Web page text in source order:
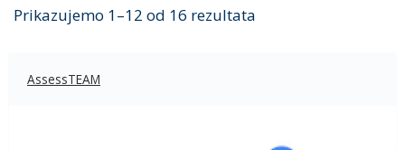
Prikazujemo 1–12 od 16 rezultata
AssessTEAM